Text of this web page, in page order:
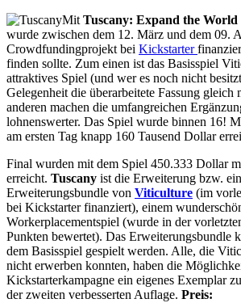
Mit Tuscany: Expand the
wurde zwischen dem 12. März und dem 09.
Crowdfundingprojekt bei Kickstarter
finden sollte. Zum einen ist das Basisspiel
attraktives Spiel (und wer es noch nicht
Gelegenheit die überarbeitete Fassung gleich
anderen machen die umfangreichen
lohnenswerter. Das Spiel wurde binnen 16!
am ersten Tag knapp 160 Tausend Dollar
Final wurden mit dem Spiel 450.333 Dollar
erreicht. Tuscany ist die Erweiterung bzw. ein
Erweiterungsbundle von Viticulture (im
bei Kickstarter finanziert), einem
Workerplacementspiel (wurde in der
Punkten bewertet). Das Erweiterungsbundle
dem Basisspiel gespielt werden. Alle, die
nicht erwerben konnten, haben die
Kickstarterkampagne ein eigenes Exemplar
der zweiten verbesserten Auflage. Preis: